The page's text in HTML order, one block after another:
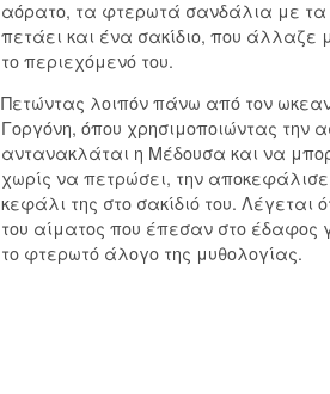
αόρατο, τα φτερωτά σανδάλια με τα
πετάει και ένα σακίδιο, που
το περιεχόμενό του.
Πετώντας λοιπόν πάνω από τον
Γοργόνη, όπου χρησιμοποιώντας την
αντανακλάται η Μέδουσα και να
χωρίς να πετρώσει, την
κεφάλι της στο σακίδιό του. Λέγεται
του αίματος που έπεσαν στο έδαφος
το φτερωτό άλογο της μυθολογίας.